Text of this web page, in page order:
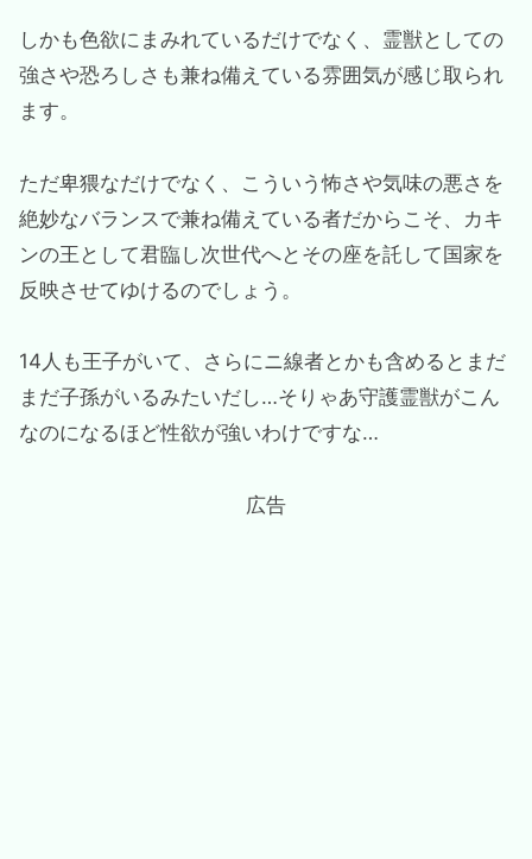
しかも色欲にまみれているだけでなく、霊獣としての
強さや恐ろしさも兼ね備えている雰囲気が感じ取られ
ます。
ただ卑猥なだけでなく、こういう怖さや気味の悪さを
絶妙なバランスで兼ね備えている者だからこそ、カキ
ンの王として君臨し次世代へとその座を託して国家を
反映させてゆけるのでしょう。
14人も王子がいて、さらにニ線者とかも含めるとまだ
まだ子孫がいるみたいだし…そりゃあ守護霊獣がこん
なのになるほど性欲が強いわけですな…
広告